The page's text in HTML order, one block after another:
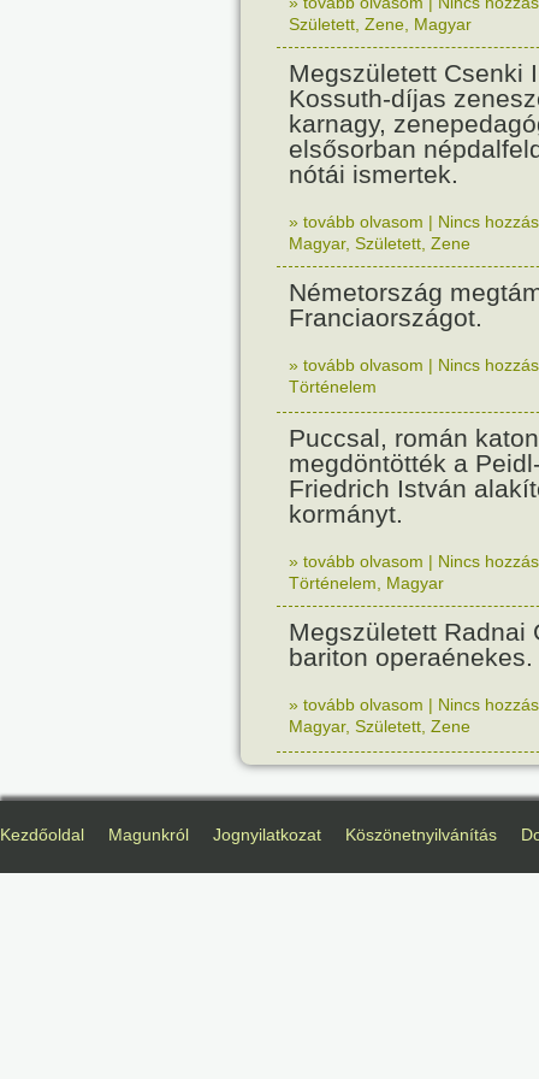
Született Zene Magyar
Megszületett Csenki
Kossuth-díjas
karnagy,
elsősorban
nótái ismertek.
» tovább olvasom | Nincs
Magyar, Született Zene
Németország
Franciaországot.
» tovább olvasom | Nincs
Történelem
Puccsal, román
megdöntötték a
Friedrich István
kormányt.
» tovább olvasom | Nincs
Történelem
Magyar
Megszületett Radnai
bariton operaénekes.
» tovább olvasom | Nincs
Magyar, Született Zene
Kezdőoldal Magunkról Jognyilatkozat Köszönetnyilvánítás